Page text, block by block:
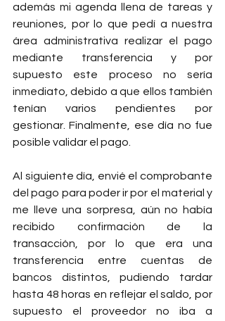
además mi agenda llena de tareas y
reuniones, por lo que pedí a nuestra
área administrativa realizar el pago
mediante transferencia y por
supuesto este proceso no sería
inmediato, debido a que ellos también
tenían varios pendientes por
gestionar. Finalmente, ese día no fue
posible validar el pago.
Al siguiente día, envié el comprobante
del pago para poder ir por el material y
me lleve una sorpresa, aún no había
recibido confirmación de la
transacción, por lo que era una
transferencia entre cuentas de
bancos distintos, pudiendo tardar
hasta 48 horas en reflejar el saldo, por
supuesto el proveedor no iba a